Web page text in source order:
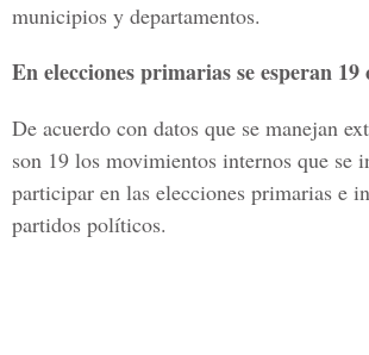
municipios y departamentos.
En elecciones primarias se esperan
De acuerdo con datos que se manejan
son 19 los movimientos internos que se
participar en las elecciones primarias e
partidos políticos.